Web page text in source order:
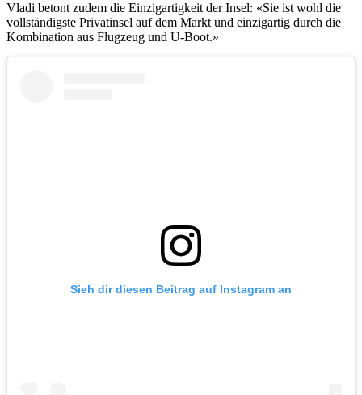
Vladi betont zudem die Einzigartigkeit der Insel: «Sie ist wohl die
vollständigste Privatinsel auf dem Markt und einzigartig durch die
Kombination aus Flugzeug und U-Boot.»
Sieh dir diesen Beitrag auf Instagram an